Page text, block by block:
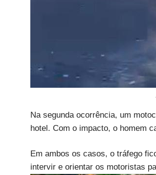
Na segunda ocorrência, um
hotel. Com o impacto, o homem
Em ambos os casos, o tráfego
intervir e orientar os motoristas